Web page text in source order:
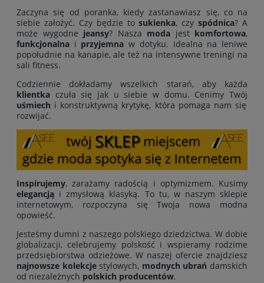
Zaczyna się od poranka, kiedy zastanawiasz się, co na
siebie założyć. Czy będzie tosukienka, czyspódnica? A
może wygodne jeansy? Nasza moda jest komfortowa,
funkcjonalna i przyjemna w dotyku. Idealna na leniwe
popołudnie na kanapie, ale też na intensywne treningi na
sali fitness.
Codziennie dokładamy wszelkich starań, aby każda
klientka czuła się jak u siebie w domu. Cenimy Twój
uśmiech i konstruktywną krytykę, która pomaga nam się
rozwijać.
Inspirujemy, zarażamy radością i optymizmem. Kusimy
elegancją i zmysłową klasyką. To tu, w naszym sklepie
internetowym, rozpoczyna się Twoja nowa modna
opowieść.
Jesteśmy dumni z naszego polskiego dziedzictwa. W dobie
globalizacji, celebrujemy polskość i wspieramy rodzime
przedsiębiorstwa odzieżowe. W naszej ofercie znajdziesz
najnowsze kolekcjestylowych, modnych ubrań damskich
od niezależnych polskich producentów.